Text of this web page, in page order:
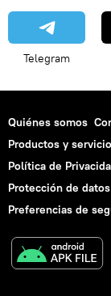
Telegram
Quiénes somos
Productos y
Política de
Protección de
Preferencias de